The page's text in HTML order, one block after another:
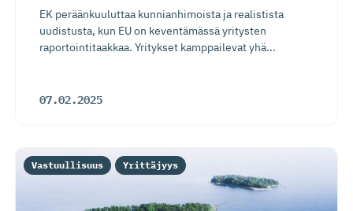
EK peräänkuuluttaa kunnianhimoista ja realistista
uudistusta, kun EU on keventämässä yritysten
raportointitaakkaa. Yritykset kamppailevat yhä...
07.02.2025
Vastuullisuus Yrittäjyys